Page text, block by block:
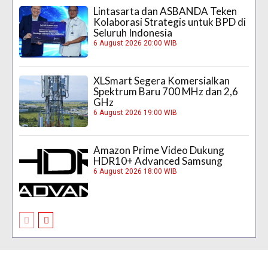
Lintasarta dan ASBANDA Teken
Kolaborasi Strategis untuk BPD di
Seluruh Indonesia
6 August 2026 20:00 WIB
XLSmart Segera Komersialkan
Spektrum Baru 700 MHz dan 2,6
GHz
6 August 2026 19:00 WIB
Amazon Prime Video Dukung
HDR10+ Advanced Samsung
6 August 2026 18:00 WIB